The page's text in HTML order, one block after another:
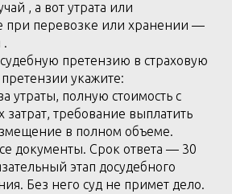
, а вот утрата или
при перевозке или хранении —
.
претензию в страховую
укажите:
утраты, полную стоимость с
затрат, требование выплатить
в полном объеме.
документы. Срок ответа — 30
этап досудебного
Без него суд не примет дело.